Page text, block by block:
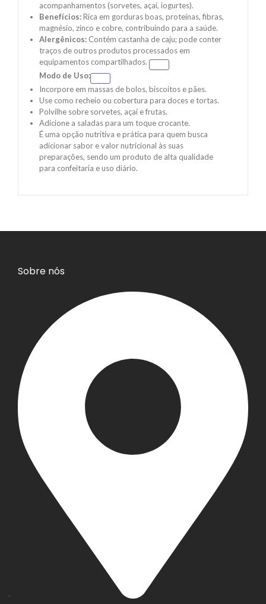
acompanhamentos (sorvetes, açaí, iogurtes).
Benefícios:Rica em gorduras boas, proteínas, fibras,
magnésio, zinco e cobre, contribuindo para a saúde.
Alergênicos: Contém castanha de caju; pode conter
traços de outros produtos processados em
equipamentos compartilhados.
Modo de Uso:
Incorpore em massas de bolos, biscoitos e pães.
Use como recheio ou cobertura para doces e tortas.
Polvilhe sobre sorvetes, açaí e frutas.
Adicione a saladas para um toque crocante.
É uma opção nutritiva e prática para quem busca
adicionar sabor e valor nutricional às suas
preparações, sendo um produto de alta qualidade
para confeitaria e uso diário.
Sobre nós